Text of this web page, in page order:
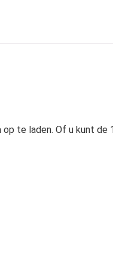
te laden. Of u kunt de